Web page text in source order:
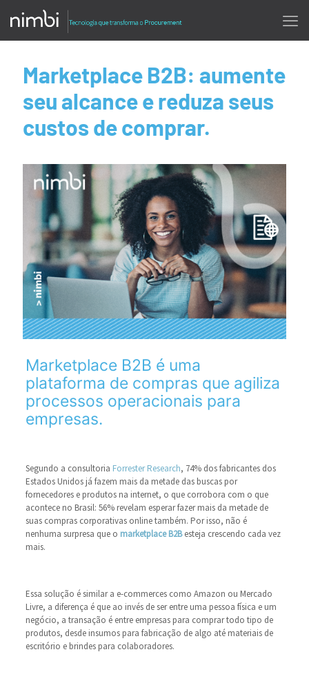
Marketplace B2B: aumente
seu alcance e reduza seus
custos de comprar.
Marketplace B2B é uma
plataforma de compras que agiliza
processos operacionais para
empresas.
Segundo a consultoria Forrester Research, 74% dos fabricantes dos
Estados Unidos já fazem mais da metade das buscas por
fornecedores e produtos na internet, o que corrobora com o que
acontece no Brasil: 56% revelam esperar fazer mais da metade de
suas compras corporativas online também. Por isso, não é
nenhuma surpresa que o marketplace B2Besteja crescendo cada vez
mais.
Essa solução é similar a e-commerces como Amazon ou Mercado
Livre, a diferença é que ao invés de ser entre uma pessoa física e um
negócio, a transação é entre empresas para comprar todo tipo de
produtos, desde insumos para fabricação de algo até materiais de
escritório e brindes para colaboradores.